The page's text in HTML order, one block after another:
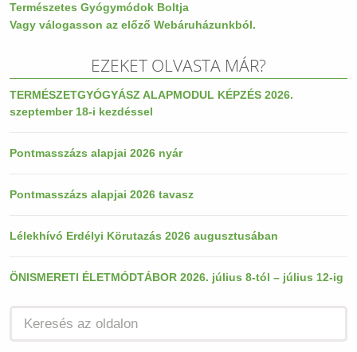
Természetes Gyógymódok Boltja
Vagy válogasson az előző Webáruházunkból.
EZEKET OLVASTA MÁR?
TERMÉSZETGYÓGYÁSZ ALAPMODUL KÉPZÉS 2026.
szeptember 18-i kezdéssel
Pontmasszázs alapjai 2026 nyár
Pontmasszázs alapjai 2026 tavasz
Lélekhívó Erdélyi Körutazás 2026 augusztusában
ÖNISMERETI ÉLETMÓDTÁBOR 2026. július 8-tól – július 12-ig